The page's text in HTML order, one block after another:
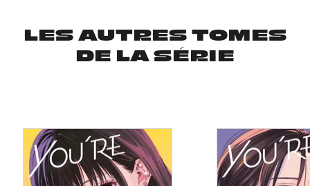
LES AUTRES TOMES
DE LA SÉRIE